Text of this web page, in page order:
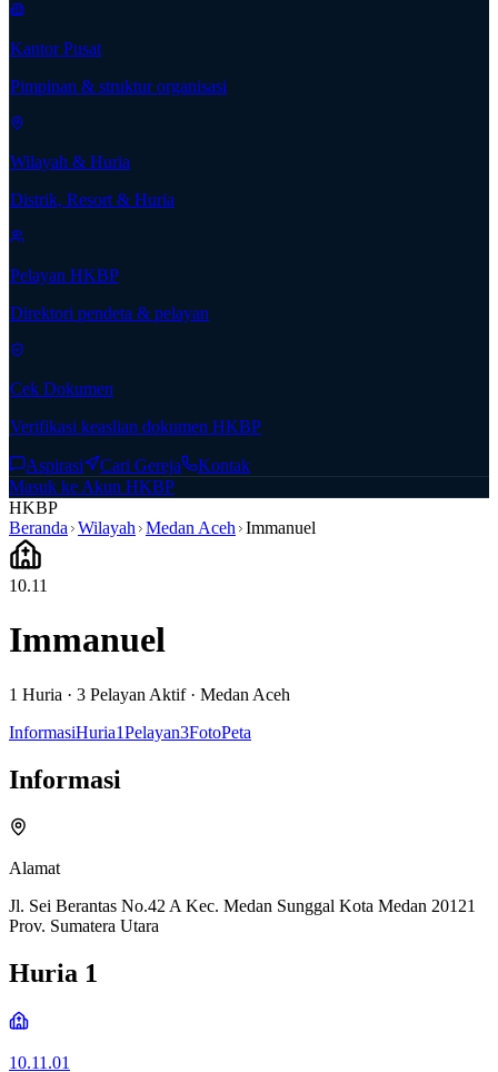
Kantor Pusat
Pimpinan & struktur organisasi
Wilayah & Huria
Distrik, Resort & Huria
Pelayan HKBP
Direktori pendeta & pelayan
Cek Dokumen
Verifikasi keaslian dokumen HKBP
Aspirasi Cari Gereja
Kontak
Masuk ke Akun HKBP
HKBP
Beranda Wilayah Medan Aceh Immanuel
10.11
Immanuel
1 Huria · 3 Pelayan Aktif· Medan Aceh
InformasiHuria1Pelayan3FotoPeta
Informasi
Alamat
Jl. Sei Berantas No.42 A Kec. Medan Sunggal Kota Medan 20121
Prov. Sumatera Utara
Huria 1
10.11.01